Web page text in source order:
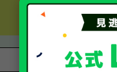
AMG